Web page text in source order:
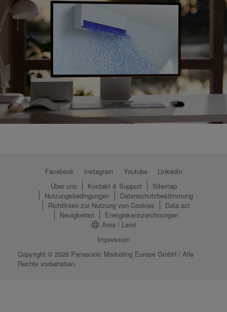
Facebook Instagram Youtube
LinkedIn
Über uns
Kontakt & Support
Sitemap
Nutzungsbedingungen
Datenschutzbestimmung
Richtlinien zur Nutzung von Cookies
Data act
Neuig­keiten
Energiekennzeichnungen
Area / Land
Impressum
Copyright © 2026 Panasonic Marketing Europe GmbH / Alle
Rechte vorbehalten.